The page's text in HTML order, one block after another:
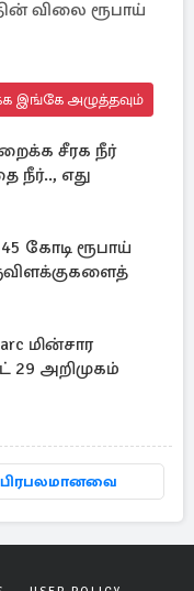
விலை ரூபாய்
இங்கே அழுத்தவும்
சீரக நீர்
நீர்.., எது
கோடி ரூபாய்
மின்சார
அறிமுகம்
பிரபலமானவை